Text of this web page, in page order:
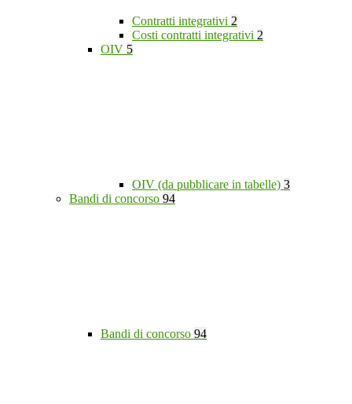
Contratti integrativi 2
Costi contratti integrativi 2
OIV 5
OIV (da pubblicare in tabelle) 3
Bandi di concorso 94
Bandi di concorso 94